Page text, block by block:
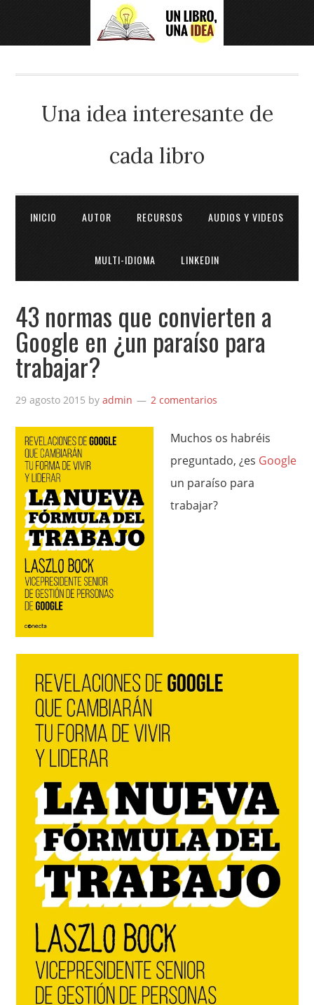
Una idea interesante de
cada libro
INICIO AUTOR RECURSOS AUDIOS Y VIDEOS
MULTI-IDIOMA LINKEDIN
43 normas que convierten a
Google en ¿un paraíso para
trabajar?
29 agosto 2015 byadmin 2 comentarios
Muchos os habréis
preguntado, ¿es Google
un paraíso para
trabajar?